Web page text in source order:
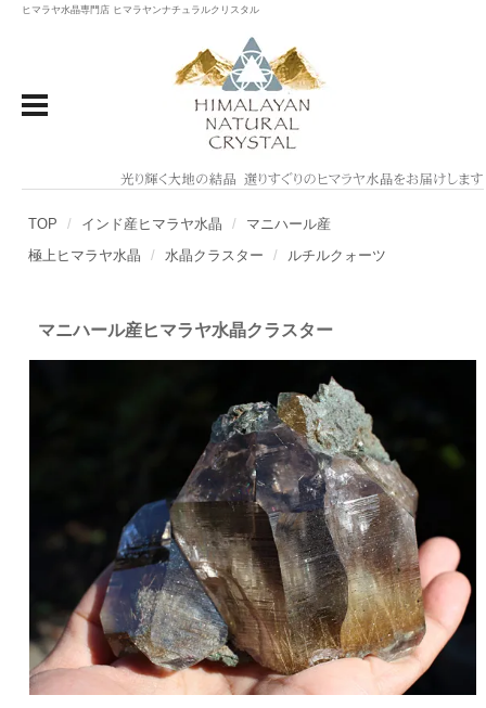
ヒマラヤ水晶専門店 ヒマラヤンナチュラルクリスタル
TOP インド産ヒマラヤ水晶
マニハール産
極上ヒマラヤ水晶
水晶クラスター ルチルクォーツ
マニハール産ヒマラヤ水晶クラスター